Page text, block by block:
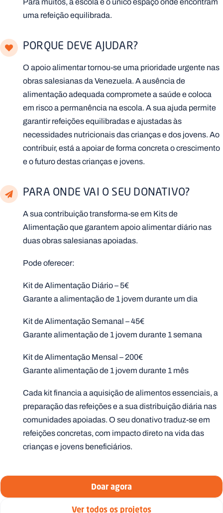
uma refeição equilibrada.
PORQUE DEVE AJUDAR?
O apoio alimentar tornou-se uma prioridade urgente nas
obras salesianas da Venezuela. A ausência de
alimentação adequada compromete a saúde e coloca
em risco a permanência na escola. A sua ajuda permite
garantir refeições equilibradas e ajustadas às
necessidades nutricionais das crianças e dos jovens. Ao
contribuir, está a apoiar de forma concreta o crescimento
e o futuro destas crianças e jovens.
PARA ONDE VAI O SEU DONATIVO?
A sua contribuição transforma-se em Kits de
Alimentação que garantem apoio alimentar diário nas
duas obras salesianas apoiadas.
Pode oferecer:
Kit de Alimentação Diário – 5€
Garante a alimentação de 1 jovem durante um dia
Kit de Alimentação Semanal – 45€
Garante alimentação de 1 jovem durante 1 semana
Kit de Alimentação Mensal – 200€
Garante alimentação de 1 jovem durante 1 mês
Cada kit financia a aquisição de alimentos essenciais, a
preparação das refeições e a sua distribuição diária nas
comunidades apoiadas. O seu donativo traduz-se em
refeições concretas, com impacto direto na vida das
crianças e jovens beneficiários.
Doar agora
Ver todos os projetos